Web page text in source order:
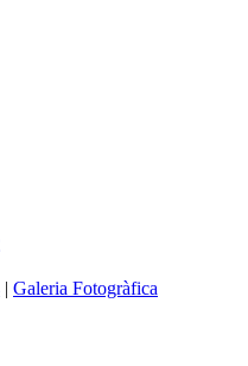
| Galeria Fotogràfica